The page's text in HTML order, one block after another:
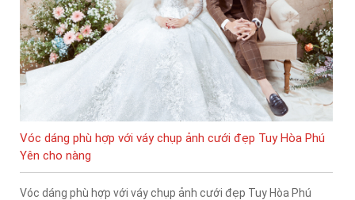
Vóc dáng phù hợp với váy chụp ảnh cưới đẹp Tuy Hòa Phú
Yên cho nàng
Vóc dáng phù hợp với váy chụp ảnh cưới đẹp Tuy Hòa Phú